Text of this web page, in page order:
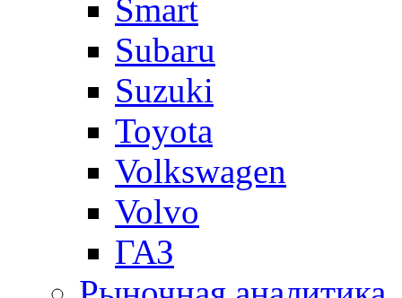
Smart
Subaru
Suzuki
Toyota
Volkswagen
Volvo
ГАЗ